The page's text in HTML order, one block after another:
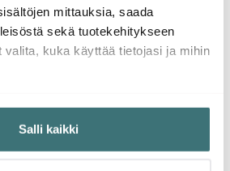
mittauksia, saada
sekä tuotekehitykseen
kuka käyttää tietojasi ja mihin
myös tehdä seuraavia:
sijainnistasi,
metrin tarkkuudella
Salli kaikki
myös näistä